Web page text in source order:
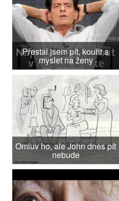
Přestal jsem pít, kouřit a
myslet na ženy
Omluv ho, ale John dnes pít
nebude